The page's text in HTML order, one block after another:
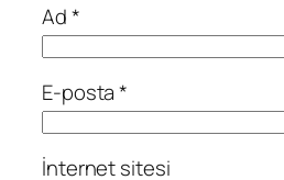
Ad*
E-posta*
İnternet sitesi